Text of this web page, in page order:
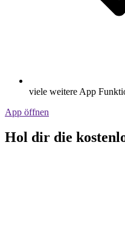
viele weitere App
App öffnen
Hol dir die